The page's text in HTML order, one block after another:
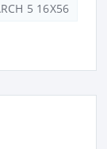
5 16X56